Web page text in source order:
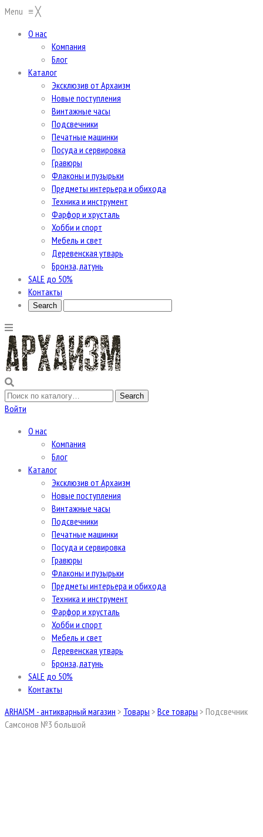
Menu ≡╳
О нас
Компания
Блог
Каталог
Эксклюзив от Архаизм
Новые поступления
Винтажные часы
Подсвечники
Печатные машинки
Посуда и сервировка
Гравюры
Флаконы и пузырьки
Предметы интерьера и обихода
Техника и инструмент
Фарфор и хрусталь
Хобби и спорт
Мебель и свет
Деревенская утварь
Бронза, латунь
SALE до 50%
Контакты
Войти
О нас
Компания
Блог
Каталог
Эксклюзив от Архаизм
Новые поступления
Винтажные часы
Подсвечники
Печатные машинки
Посуда и сервировка
Гравюры
Флаконы и пузырьки
Предметы интерьера и обихода
Техника и инструмент
Фарфор и хрусталь
Хобби и спорт
Мебель и свет
Деревенская утварь
Бронза, латунь
SALE до 50%
Контакты
ARHAISM - антикварный магазин > Товары > Все товары > Подсвечник
Самсонов №3 большой